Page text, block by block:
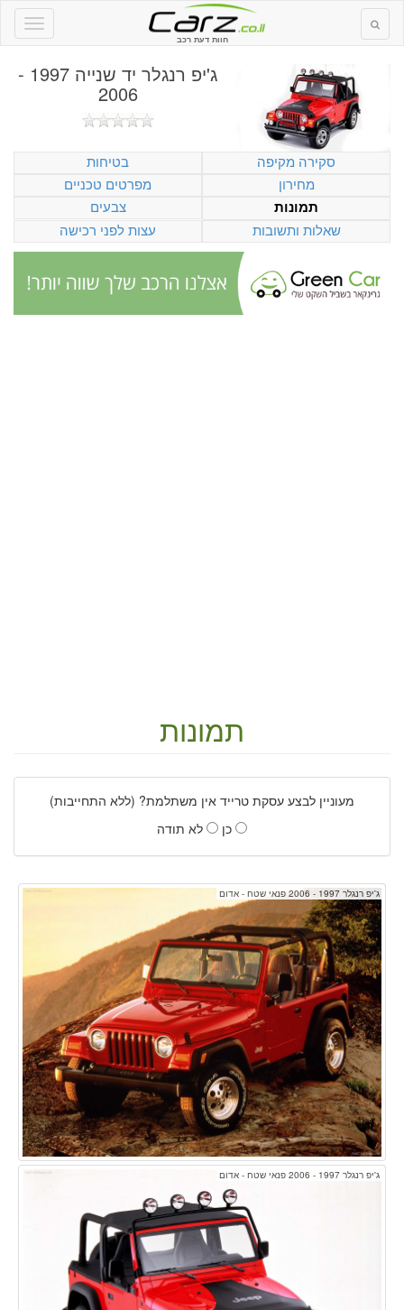
חוות דעת רכב
ג'יפ רנגלר יד שנייה 1997 -
2006
סקירה מקיפה
בטיחות
מחירון
מפרטים טכניים
תמונות
צבעים
שאלות ותשובות
עצות לפני רכישה
תמונות
מעוניין לבצע עסקת טרייד אין משתלמת? (ללא התחייבות)
כן
לא תודה
ג'יפ רנגלר 1997 - 2006 פנאי שטח - אדום
ג'יפ רנגלר 1997 - 2006 פנאי שטח - אדום